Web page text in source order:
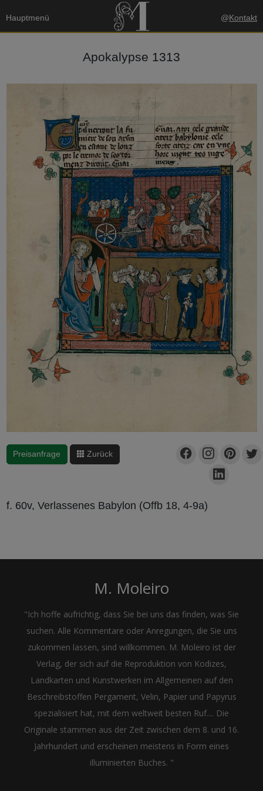
Hauptmenü @Kontakt
Apokalypse 1313
Preisanfrage Zurück
f. 60v, Verlassenes Babylon (Offb 18, 4-9a)
M. Moleiro
"Ich hoffe aufrichtig, dass Sie bei uns das finden, was Sie
suchen. Alle Kommentare oder Anregungen, die Sie uns
zukommen lassen, sind willkommen. M. Moleiro ist der
Verlag, der sich auf die Reproduktion von Kodizes,
Landkarten und Kunstwerken im Allgemeinen auf den
Beschreibstoffen Pergament, Velin, Papier und Papyrus
spezialisiert hat, mit dem weltweit besten Ruf.... Die
Originale stammen aus der Zeit zwischen dem 8. und 16.
Jahrhundert und erscheinen meistens in Form eines
illuminierten Buches. "